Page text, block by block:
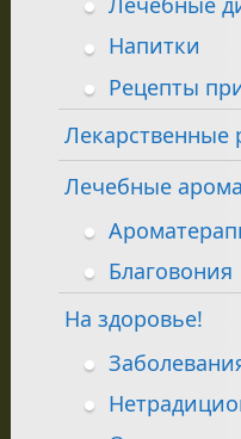
Напитки
Рецепты
Лекарственные
Лечебные
Благовония
На здоровье!